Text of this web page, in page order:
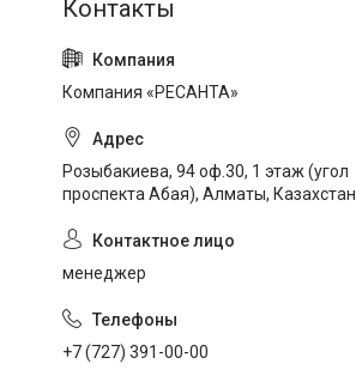
Компания «РЕСАНТА»
Розыбакиева, 94 оф.30, 1 этаж (угол
проспекта Абая), Алматы, Казахстан
менеджер
+7 (727) 391-00-00